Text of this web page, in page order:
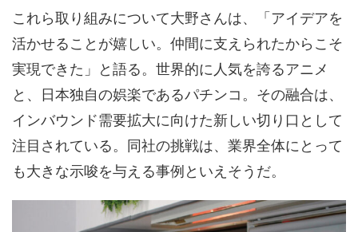
これら取り組みについて大野さんは、「アイデアを
活かせることが嬉しい。仲間に支えられたからこそ
実現できた」と語る。世界的に人気を誇るアニメ
と、日本独自の娯楽であるパチンコ。その融合は、
インバウンド需要拡大に向けた新しい切り口として
注目されている。同社の挑戦は、業界全体にとって
も大きな示唆を与える事例といえそうだ。